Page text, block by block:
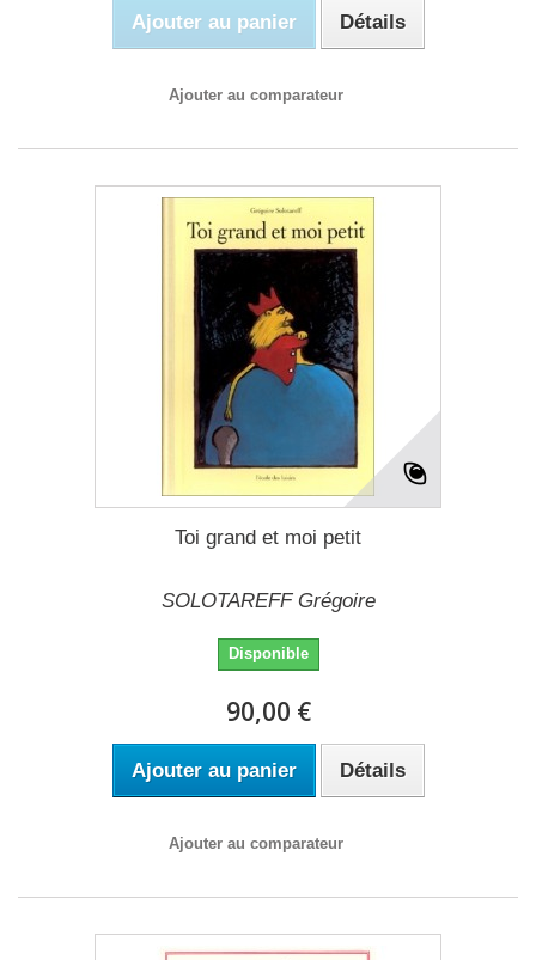
Ajouter au panier Détails
Ajouter au comparateur
Toi grand et moi petit
SOLOTAREFF Grégoire
Disponible
90,00 €
Ajouter au panier Détails
Ajouter au comparateur